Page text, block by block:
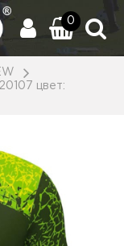
0
цвет: